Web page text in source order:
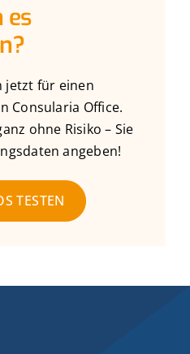
es
jetzt für einen
Consularia Office.
ohne Risiko – Sie
angeben!
TESTEN